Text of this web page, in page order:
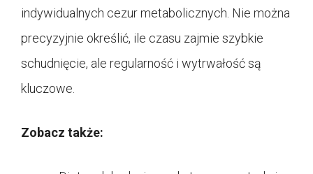
indywidualnych cezur metabolicznych. Nie można
precyzyjnie określić, ile czasu zajmie szybkie
schudnięcie, ale regularność i wytrwałość są
kluczowe.
Zobacz także: